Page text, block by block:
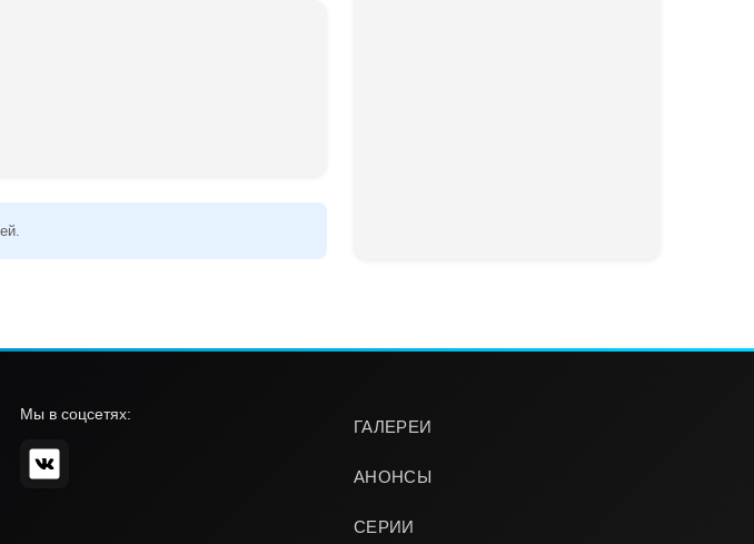
ГАЛЕРЕИ
АНОНСЫ
СЕРИИ
Мы в соцсетях: